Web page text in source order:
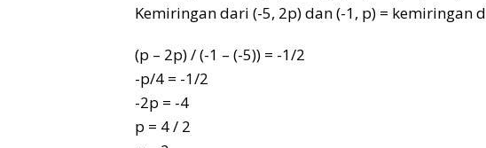
Kemiringan dari (-5, 2p) dan (-1, p) = kemiringan
(p – 2p) / (-1 – (-5)) = -1/2
-p/4 = -1/2
-2p = -4
p = 4 / 2